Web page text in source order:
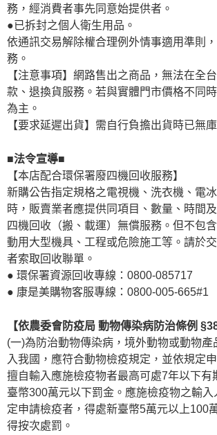
務，經消費者事先同意始提供者。
●已拆封之個人衛生用品。
依通訊交易解除權合理例外情事適用準則
務。
【注意事項】網路售出之商品，無法在全
款、退換貨服務。若與實體門市價格不同
為主。
【要求延遲出貨】需自行負擔出貨時已無
■法令宣導■
【本店配合環保署廢四機回收服務】
新購公告指定規格之電視機、洗衣機、電
時，販賣業者應提供同項目、數量、時間
四機回收（搬、載運）無償服務。但不包
動用大型機具、工程或危險施工等。請於
者索取回收聯單。
● 環保署資源回收專線：0800-085717
● 康是美購物客服專線：0800-005-665#1
【依農委會防疫局 動物傳染病防治條例
(一)為防治動物傳染病，境外動物或動物
入我國，應符合動物檢疫規定，並依規定
擅自輸入應施檢疫物者最高可處7年以下有
臺幣300萬元以下罰金。應施檢疫物之輸
定申請檢疫者，得處新臺幣5萬元以上100
得按次處罰。